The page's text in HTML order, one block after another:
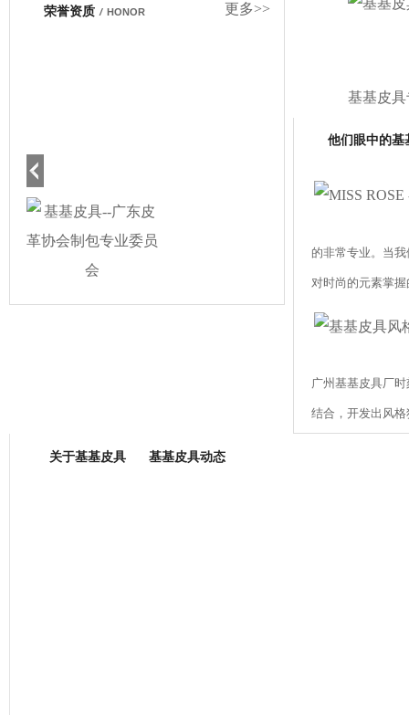
基基皮
更多>>
荣誉资质 / HONOR
他们眼中的基
的非常专业。当
对时尚的元素掌
广州基基皮具厂
结合，开发出风
关于基基皮具
基基皮具动态